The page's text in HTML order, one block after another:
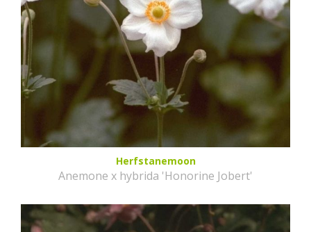
Herfstanemoon
Anemone x hybrida 'Honorine Jobert'